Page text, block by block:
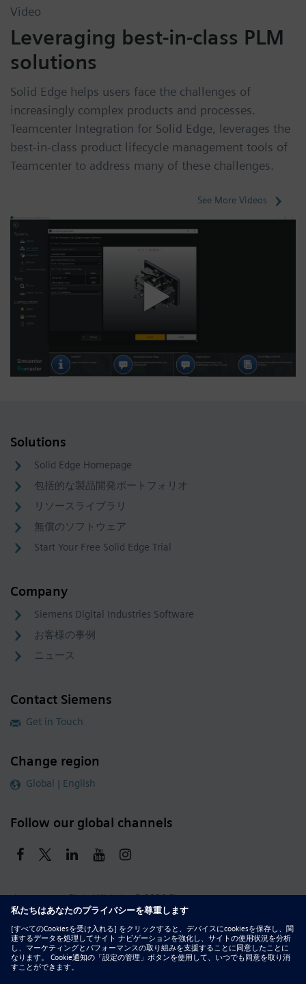
Video
Leveraging best-in-class PLM
solutions
Solid Edge helps users face the challenges of
increasingly complex products and processes.
Teamcenter Integration for Solid Edge, leverages the
best-in-class product lifecycle management tools of
Teamcenter to address many of these challenges.
See More Videos
Solutions
Solid Edge Homepage
包括的な製品開発ポートフォリオ
リソースライブラリ
無償のソフトウェア
Start Your Free Solid Edge Trial
Company
Siemens Digital Industries Software
お客様の事例
ニュース
Contact Siemens
Get in Touch
Change region
Global | English
Follow our global channels
siemens.com Global Website © 2026 Siemens
Whistleblowing
Corporate Information
DMCA
Privacy Notice
Terms of Use
Digital ID Report Piracy